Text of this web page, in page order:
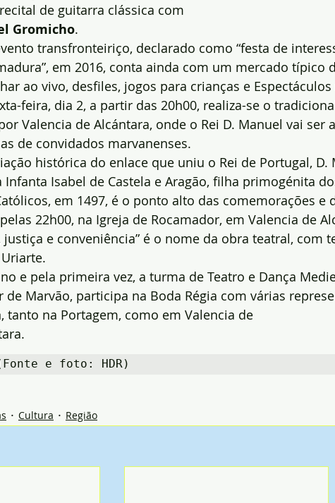
de guitarra clássica com
Gromicho.
transfronteiriço, declarado como “festa de
em 2016, conta ainda com um mercado típico
ao vivo, desfiles, jogos para crianças e
feira, dia 2, a partir das 20h00, realiza-se o
Valencia de Alcántara, onde o Rei D. Manuel vai
de convidados marvanenses.
histórica do enlace que uniu o Rei de Portugal, D.
Infanta Isabel de Castela e Aragão, filha primogénita
em 1497, é o ponto alto das comemorações e
22h00, na Igreja de Rocamador, em Valencia de
justiça e conveniência” é o nome da obra teatral, com
e pela primeira vez, a turma de Teatro e Dança
de Marvão, participa na Boda Régia com várias
tanto na Portagem, como em Valencia de
e foto: HDR)
Cultura Região